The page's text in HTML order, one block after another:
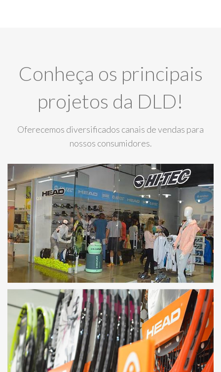
Conheça os principais
projetos da DLD!
Oferecemos diversificados canais de vendas para
nossos consumidores.